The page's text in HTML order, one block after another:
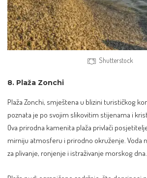
Shutterstock
8. Plaža Zonchi
Plaža Zonchi, smještena u blizini turističkog
poznata je po svojim slikovitim stijenama i
Ova prirodna kamenita plaža privlači
mirniju atmosferu i prirodno okruženje. Voda
za plivanje, ronjenje i istraživanje morskog dna.